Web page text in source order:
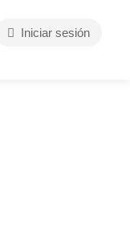
Iniciar sesión